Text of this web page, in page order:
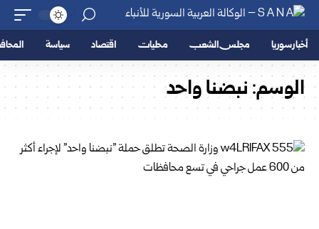
أخبار سوريا مجلس الشعب محليات اقتصاد سياسة
الوسم:نبضنا واحد